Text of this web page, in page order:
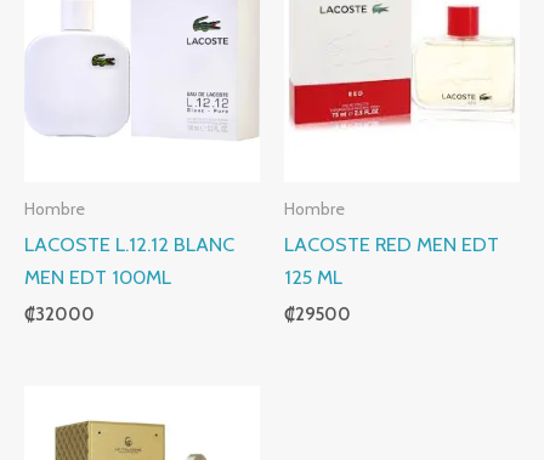
Hombre
LACOSTE L.12.12 BLANC
MEN EDT 100ML
₡32000
Hombre
LACOSTE RED MEN EDT
125 ML
₡29500